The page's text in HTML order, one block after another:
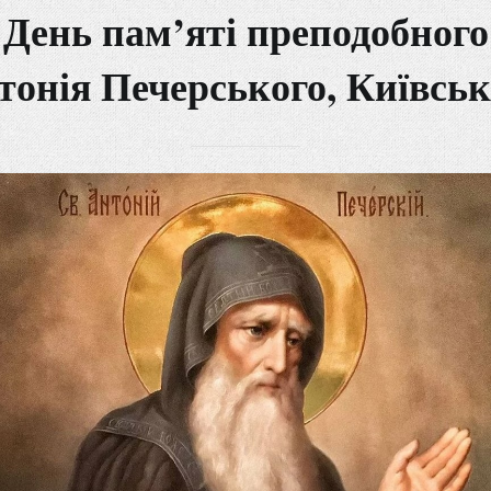
День пам’яті преподобного
Печерського,